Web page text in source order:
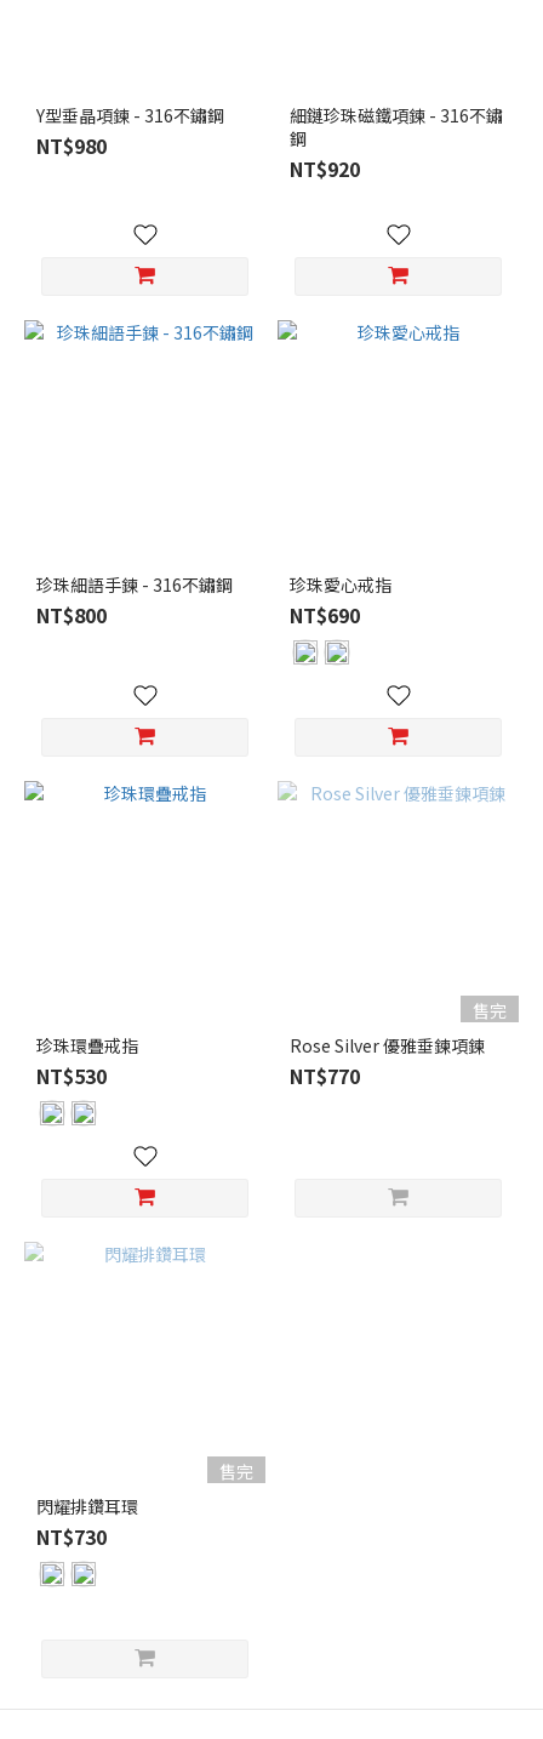
Y型垂晶項鍊 - 316不鏽鋼
NT$980
細鏈珍珠磁鐵項鍊 - 316不鏽
鋼
NT$920
珍珠細語手鍊 - 316不鏽鋼
NT$800
珍珠愛心戒指
NT$690
珍珠環疊戒指
NT$530
售完
Rose Silver 優雅垂鍊項鍊
NT$770
售完
閃耀排鑽耳環
NT$730